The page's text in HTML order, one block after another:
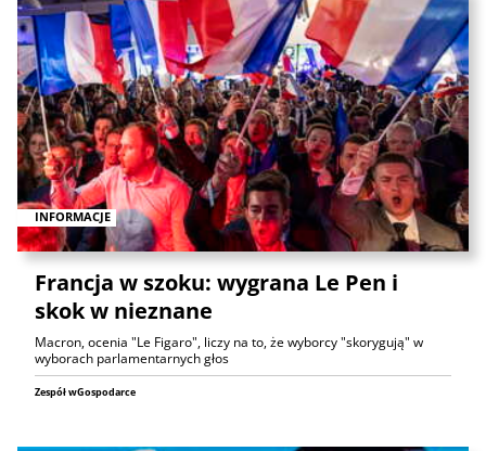
INFORMACJE
Francja w szoku: wygrana Le Pen i
skok w nieznane
Macron, ocenia "Le Figaro", liczy na to, że wyborcy "skorygują" w
wyborach parlamentarnych głos
Zespół wGospodarce